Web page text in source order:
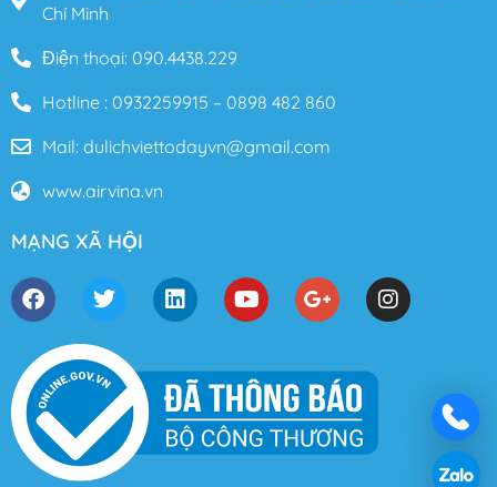
Chí Minh
Điện thoại: 090.4438.229
Hotline : 0932259915 – 0898 482 860
Mail: dulichviettodayvn@gmail.com
www.airvina.vn
MẠNG XÃ HỘI